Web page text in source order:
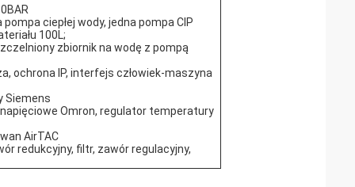
ciepłej wody, jedna pompa CIP
100L;
zbiornik na wodę z pompą
ochrona IP, interfejs człowiek-maszyna
Siemens
Omron, regulator temperatury
AirTAC
redukcyjny, filtr, zawór regulacyjny,